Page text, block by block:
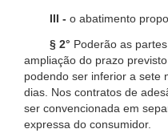
III - o abatimento
§ 2° Poderão as
ampliação do prazo
podendo ser inferior a sete
dias. Nos contratos de
ser convencionada em
expressa do consumidor.